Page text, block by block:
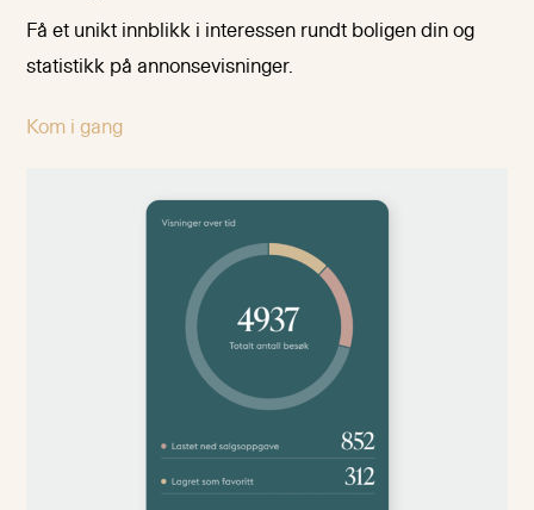
Få et unikt innblikk i interessen rundt boligen din og
statistikk på annonsevisninger.
Kom i gang